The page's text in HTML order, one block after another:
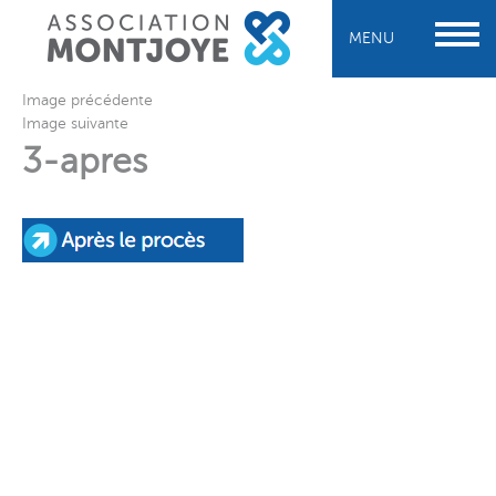
MENU
Image précédente
Image suivante
3-apres